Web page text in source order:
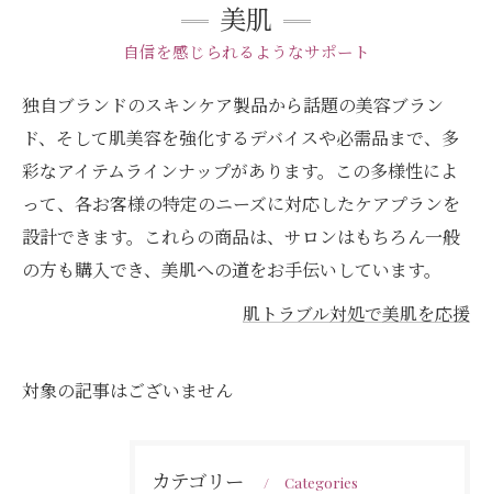
美肌
自信を感じられるようなサポート
独自ブランドのスキンケア製品から話題の美容ブラン
ド、そして肌美容を強化するデバイスや必需品まで、多
彩なアイテムラインナップがあります。この多様性によ
って、各お客様の特定のニーズに対応したケアプランを
設計できます。これらの商品は、サロンはもちろん一般
の方も購入でき、美肌への道をお手伝いしています。
肌トラブル対処で美肌を応援
対象の記事はございません
カテゴリー Categories